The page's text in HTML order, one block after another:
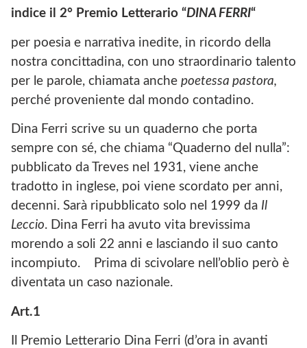
indice il 2° Premio Letterario “DINA FERRI“
per poesia e narrativa inedite, in ricordo della
nostra concittadina, con uno straordinario talento
per le parole, chiamata anche poetessa pastora,
perché proveniente dal mondo contadino.
Dina Ferri scrive su un quaderno che porta
sempre con sé, che chiama “Quaderno del nulla”:
pubblicato da Treves nel 1931, viene anche
tradotto in inglese, poi viene scordato per anni,
decenni. Sarà ripubblicato solo nel 1999 da Il
Leccio. Dina Ferri ha avuto vita brevissima
morendo a soli 22 anni e lasciando il suo canto
incompiuto. Prima di scivolare nell’oblio però è
diventata un caso nazionale.
Art.1
Il Premio Letterario Dina Ferri (d’ora in avanti